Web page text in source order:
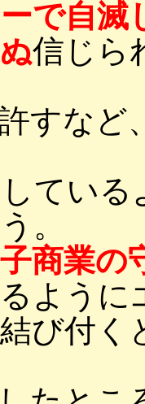
で自滅
信じら
すなど
てい
。
商業の
よう
び付く